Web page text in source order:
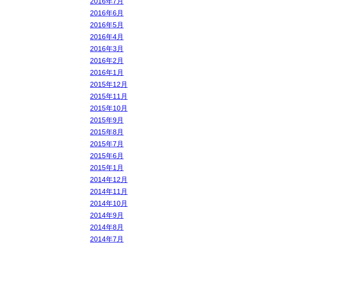
2016年6月
2016年5月
2016年4月
2016年3月
2016年2月
2016年1月
2015年12月
2015年11月
2015年10月
2015年9月
2015年8月
2015年7月
2015年6月
2015年1月
2014年12月
2014年11月
2014年10月
2014年9月
2014年8月
2014年7月